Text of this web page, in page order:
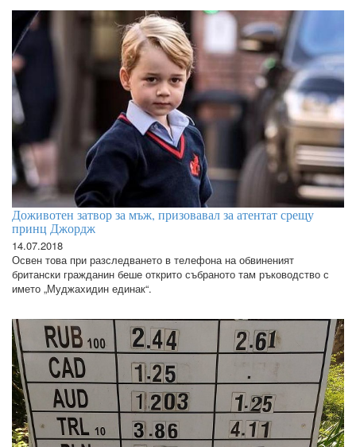
Доживотен затвор за мъж, призовавал за атентат срещу
принц Джордж
14.07.2018
Освен това при разследването в телефона на обвиненият
британски гражданин беше открито събраното там ръководство с
името „Муджахидин единак“.